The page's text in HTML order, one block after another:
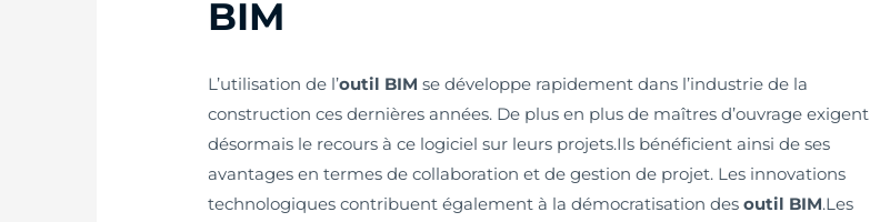
BIM
L’utilisation de l’outil BIM se développe rapidement dans l’industrie de la
construction ces dernières années. De plus en plus de maîtres d’ouvrage exigent
désormais le recours à ce logiciel sur leurs projets.Ils bénéficient ainsi de ses
avantages en termes de collaboration et de gestion de projet. Les innovations
technologiques contribuent également à la démocratisation desoutil BIM.Les